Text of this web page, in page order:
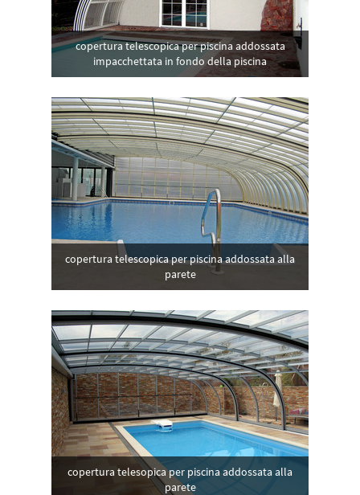
copertura telescopica per piscina addossata
impacchettata in fondo della piscina
copertura telescopica per piscina addossata alla
parete
copertura telesopica per piscina addossata alla
parete